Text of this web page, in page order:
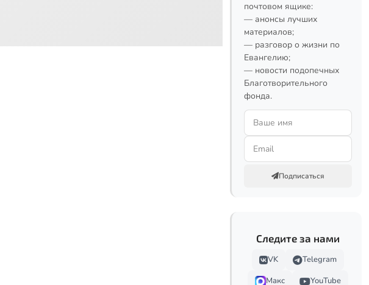
почтовом ящике:
— анонсы лучших
материалов;
— разговор о жизни по
Евангелию;
— новости подопечных
Благотворительного
фонда.
Подписаться
Следите за нами
VK
Telegram
Макс
YouTube